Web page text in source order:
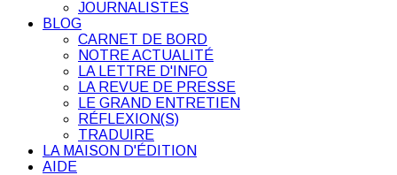
JOURNALISTES
BLOG
CARNET DE BORD
NOTRE ACTUALITÉ
LA LETTRE D'INFO
LA REVUE DE PRESSE
LE GRAND ENTRETIEN
RÉFLEXION(S)
TRADUIRE
LA MAISON D'ÉDITION
AIDE